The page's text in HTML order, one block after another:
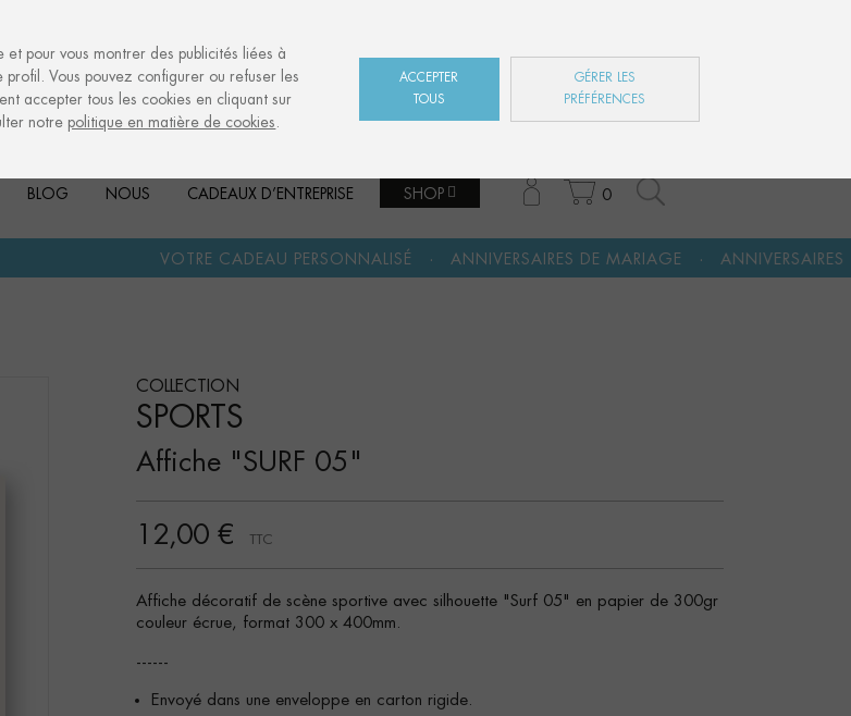
BLOG NOUS CADEAUX D’ENTREPRISE SHOP 0
VOTRE CADEAU PERSONNALISÉ ANNIVERSAIRES DE MARIAGE · ANNIVERSAIRES · FÊTE DES
COLLECTION
SPORTS
Affiche "SURF 05"
12,00 € TTC
Affiche décoratif de scène sportive avec silhouette "Surf 05" en papier de 300gr
couleur écrue, format 300 x 400mm.
------
Envoyé dans une enveloppe en carton rigide.
pour vous montrer des publicités liées à
Vous pouvez configurer ou refuser les
accepter tous les cookies en cliquant sur
notre politique en matière de cookies.
ACCEPTER
TOUS
GÉRER LES
PRÉFÉRENCES